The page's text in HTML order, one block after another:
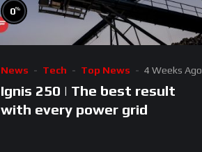
0%
News Tech Top News 4 Weeks Ago
Ignis 250 | The best result
with every power grid